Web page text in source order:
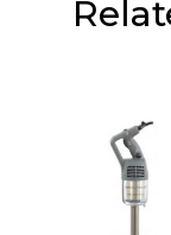
genomskinliga